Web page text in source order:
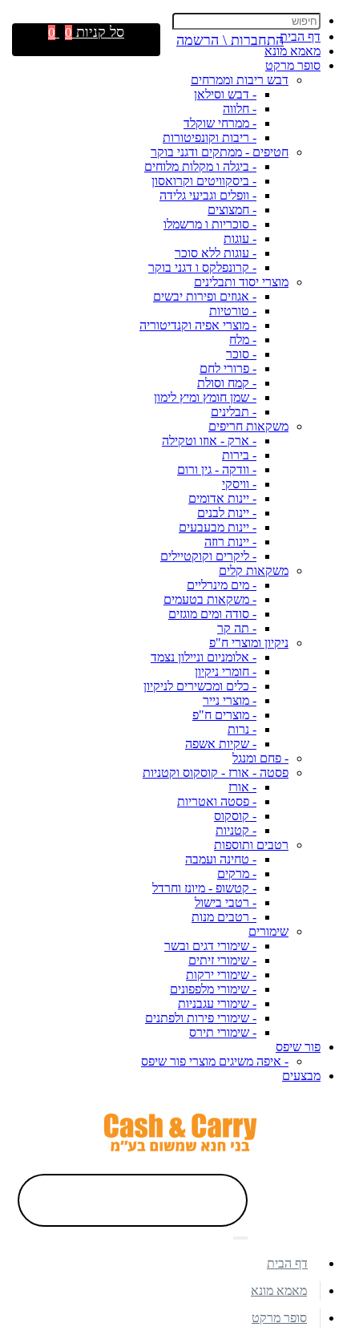
דף הבית
מאמא מונא
סופר מרקט
דבש ריבות וממרחים
- דבש וסילאן
- חלווה
- ממרחי שוקלד
- ריבות וקונפיטורות
חטיפים - ממתקים ודגני בוקר
- ביגלה ו מקלות מלוחים
- ביסקוויטים וקרואסון
- וופלים וגביעי גלידה
- חמצוצים
- סוכריות ו מרשמלו
- עוגות
- עוגות ללא סוכר
- קרונפלקס ו דגני בוקר
מוצרי יסוד ותבלינים
- אגוזים ופירות יבשים
- טורטיות
- מוצרי אפיה וקנדיטוריה
- מלח
- סוכר
- פרורי לחם
- קמח וסולת
- שמן חומץ ומיץ לימון
- תבלינים
משקאות חריפים
- ארק - אוזו וטקילה
- בירות
- וודקה - גין ורום
- וויסקי
- יינות אדומים
- יינות לבנים
- יינות מבעבעים
- יינות רוזה
- ליקרים וקוקטיילים
משקאות קלים
- מים מינרליים
- משקאות בטעמים
- סודה ומים מוגזים
- תה קר
ניקיון ומוצרי ח"פ
- אלומניום וניילון נצמד
- חומרי ניקיון
- כלים ומכשירים לניקיון
- מוצרי נייר
- מוצרים ח"פ
- נרות
- שקיות אשפה
- פחם ומנגל
פסטה - אורז - קוסקוס וקטניות
- אורז
- פסטה ואטריות
- קוסקוס
- קטניות
רטבים ותוספות
- טחינה ועמבה
- מרקים
- קטשופ - מיונז וחרדל
- רטבי בישול
- רטבים מנות
שימורים
- שימורי דגים ובשר
- שימורי זיתים
- שימורי ירקות
- שימורי מלפפונים
- שימורי עגבניות
- שימורי פירות ולפתנים
- שימורי תירס
פור שיפס
- איפה משיגים מוצרי פור שיפס
מבצעים
התחברות \ הרשמה סל קניות 0
0
דף הבית
מאמא מונא
סופר מרקט